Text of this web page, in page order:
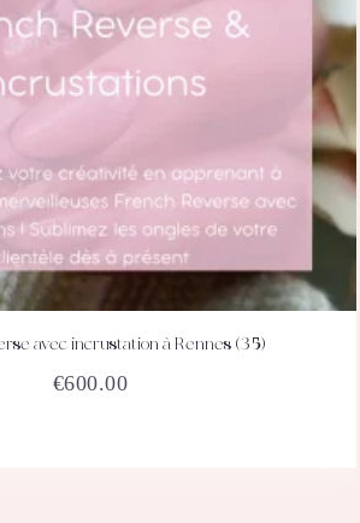
DÉTAILS
avec incrustation à Rennes (35)
€600.00